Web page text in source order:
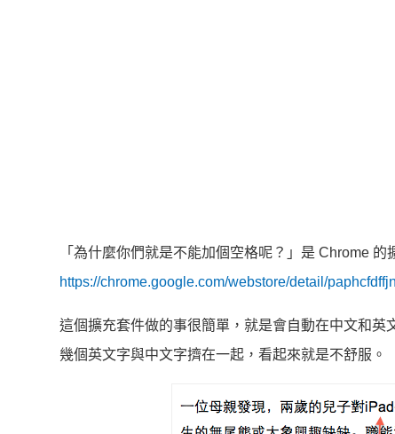
「為什麼你們就是不能加個空格呢？」是 Chrome 的
https://chrome.google.com/webstore/detail/
這個擴充套件做的事很簡單，就是會自動在中文和英
幾個英文字與中文字擠在一起，看起來就是不舒服。